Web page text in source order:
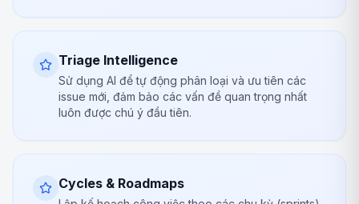
Triage Intelligence
Sử dụng AI để tự động phân loại và ưu tiên các
issue mới, đảm bảo các vấn đề quan trọng nhất
luôn được chú ý đầu tiên.
Cycles & Roadmaps